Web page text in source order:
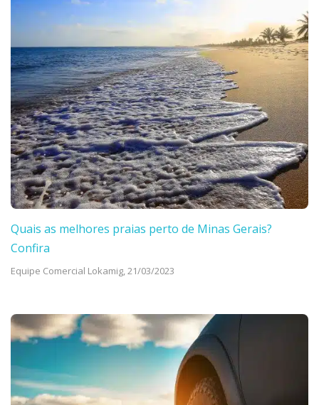
Quais as melhores praias perto de Minas Gerais?
Confira
Equipe Comercial Lokamig,21/03/2023